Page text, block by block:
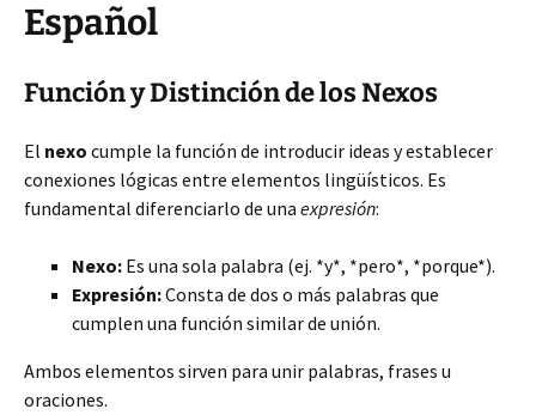
Español
Función y Distinción de los Nexos
El nexo cumple la función de introducir ideas y establecer
conexiones lógicas entre elementos lingüísticos. Es
fundamental diferenciarlo de una expresión:
Nexo: Es una sola palabra (ej. *y*, *pero*, *porque*).
Expresión:Consta de dos o más palabras que
cumplen una función similar de unión.
Ambos elementos sirven para unir palabras, frases u
oraciones.